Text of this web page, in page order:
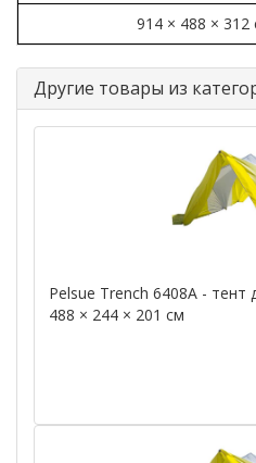
914 × 488 × 312
Другие товары из
Pelsue Trench 6408A - тент
488 × 244 × 201 см